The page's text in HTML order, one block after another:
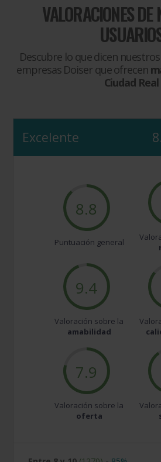
VALORACIONES DE
Descubre lo que dicen
empresas Doiser que ofrecen
Ciudad Real
Excelente
8.8
Puntuación general
9.4
Valoración sobre la
amabilidad
7.9
Valoración sobre la
oferta